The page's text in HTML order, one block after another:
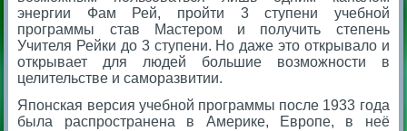
энергии Фам Рей, пройти 3 ступени учебной
программы став Мастером и получить степень
Учителя Рейки до 3 ступени. Но даже это открывало и
открывает для людей большие возможности в
целительстве и саморазвитии.
Японская версия учебной программы после 1933 года
была распространена в Америке, Европе, в неё